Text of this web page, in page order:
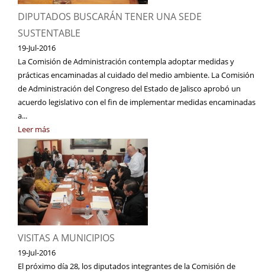
DIPUTADOS BUSCARÁN TENER UNA SEDE
SUSTENTABLE
19-Jul-2016
La Comisión de Administración contempla adoptar medidas y
prácticas encaminadas al cuidado del medio ambiente. La Comisión
de Administración del Congreso del Estado de Jalisco aprobó un
acuerdo legislativo con el fin de implementar medidas encaminadas
a...
Leer más
VISITAS A MUNICIPIOS
19-Jul-2016
El próximo día 28, los diputados integrantes de la Comisión de